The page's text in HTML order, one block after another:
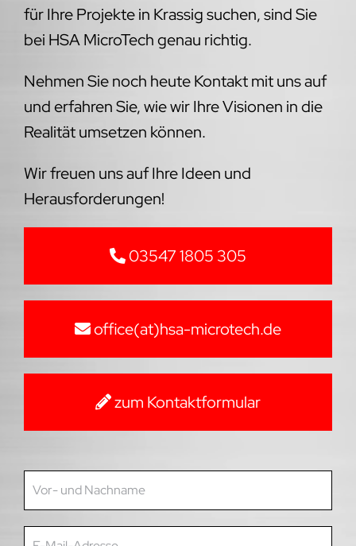
für Ihre Projekte in Krassig suchen, sind Sie
bei HSA MicroTech genau richtig.
Nehmen Sie noch heute Kontakt mit uns auf
und erfahren Sie, wie wir Ihre Visionen in die
Realität umsetzen können.
Wir freuen uns auf Ihre Ideen und
Herausforderungen!
03547 1805 305
office(at)hsa-microtech.de
zum Kontaktformular